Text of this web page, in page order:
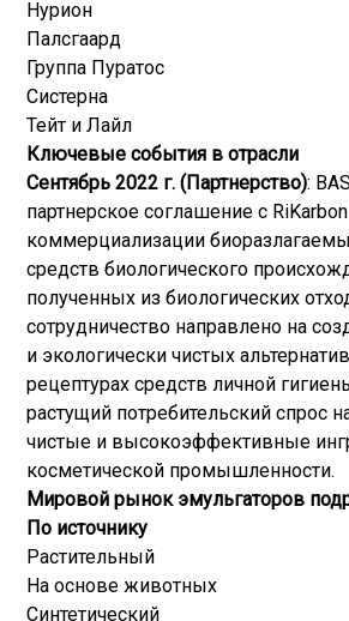
Нурион
Палсгаард
Группа Пуратос
Систерна
Тейт и Лайл
Ключевые события в отрасли
Сентябрь 2022 г. (Партнерство):
партнерское соглашение с
коммерциализации
средств биологического
полученных из биологических
сотрудничество направлено на
и экологически чистых
рецептурах средств личной
растущий потребительский спрос
чистые и высокоэффективные
косметической промышленности.
Мировой рынок эмульгаторов
По источнику
Растительный
На основе животных
Синтетический